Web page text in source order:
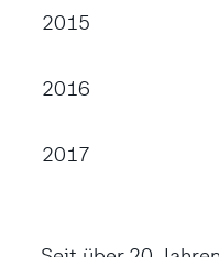
2015
2016
2017